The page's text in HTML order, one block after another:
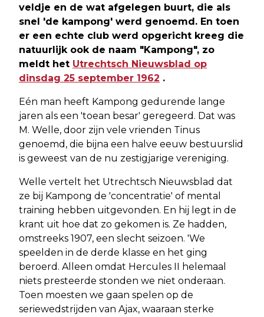
veldje en de wat afgelegen buurt, die als
snel 'de kampong' werd genoemd. En toen
er een echte club werd opgericht kreeg die
natuurlijk ook de naam "Kampong", zo
meldt het Utrechtsch Nieuwsblad op
dinsdag 25 september 1962 .
Eén man heeft Kampong gedurende lange
jaren als een 'toean besar' geregeerd. Dat was
M. Welle, door zijn vele vrienden Tinus
genoemd, die bijna een halve eeuw bestuurslid
is geweest van de nu zestigjarige vereniging.
Welle vertelt het Utrechtsch Nieuwsblad dat
ze bij Kampong de 'concentratie' of mental
training hebben uitgevonden. En hij legt in de
krant uit hoe dat zo gekomen is. Ze hadden,
omstreeks 1907, een slecht seizoen. 'We
speelden in de derde klasse en het ging
beroerd. Alleen omdat Hercules II helemaal
niets presteerde stonden we niet onderaan.
Toen moesten we gaan spelen op de
seriewedstrijden van Ajax, waaraan sterke